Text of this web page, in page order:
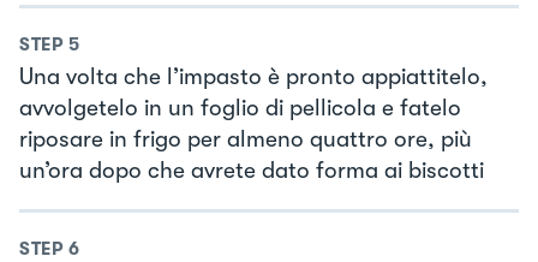
STEP 5
Una volta che l’impasto è pronto appiattitelo,
avvolgetelo in un foglio di pellicola e fatelo
riposare in frigo per almeno quattro ore, più
un’ora dopo che avrete dato forma ai biscotti
STEP 6